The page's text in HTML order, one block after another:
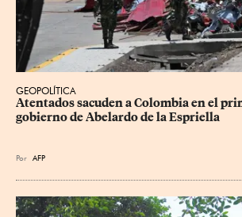
GEOPOLÍTICA
Atentados sacuden a Colombia en el
gobierno de Abelardo de la Espriella
Por AFP